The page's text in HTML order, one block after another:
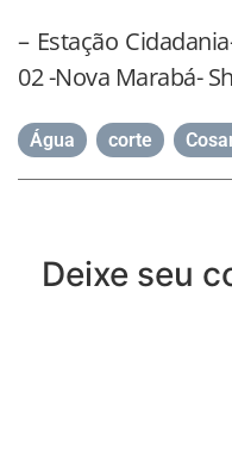
– Estação
02 -Nova Marabá-
Água corte
Deixe seu